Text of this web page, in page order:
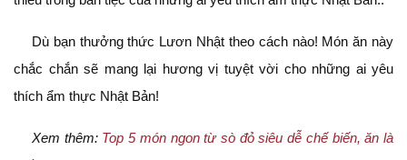
Dù bạn thưởng thức Lươn Nhật theo cách nào! Món ăn này
chắc chắn sẽ mang lại hương vị tuyệt vời cho những ai yêu
thích ẩm thực Nhật Bản!
Xem thêm: Top 5 món ngon từ sò đỏ siêu dễ chế biến, ăn là